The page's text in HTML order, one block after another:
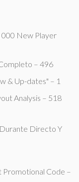
000 New Player
– 496
& Up-dates" – 1
Analysis – 518
Directo Y
Code –